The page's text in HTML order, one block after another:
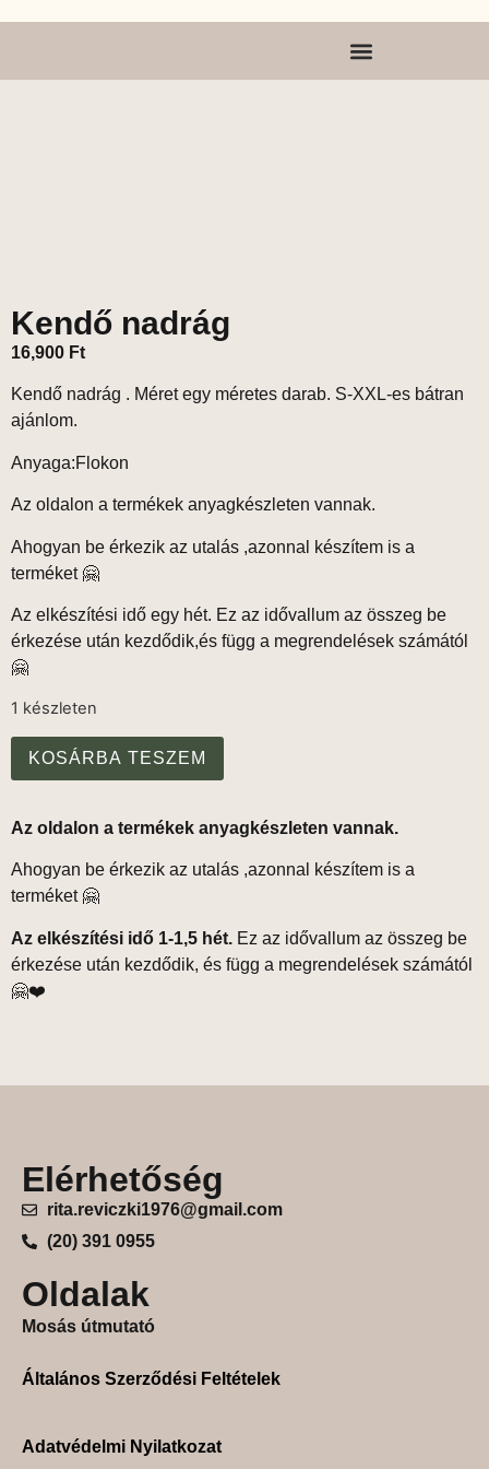
Kendő nadrág
16,900 Ft
Kendő nadrág . Méret egy méretes darab. S-XXL-es bátran
ajánlom.
Anyaga:Flokon
Az oldalon a termékek anyagkészleten vannak.
Ahogyan be érkezik az utalás ,azonnal készítem is a
terméket 🤗
Az elkészítési idő egy hét. Ez az idővallum az összeg be
érkezése után kezdődik,és függ a megrendelések számától
🤗
1 készleten
KOSÁRBA TESZEM
Az oldalon a termékek anyagkészleten vannak.
Ahogyan be érkezik az utalás ,azonnal készítem is a
terméket 🤗
Az elkészítési idő 1-1,5 hét. Ez az idővallum az összeg be
érkezése után kezdődik, és függ a megrendelések számától
🤗❤️
Elérhetőség
rita.reviczki1976@gmail.com
(20) 391 0955
Oldalak
Mosás útmutató
Általános Szerződési Feltételek
Adatvédelmi Nyilatkozat